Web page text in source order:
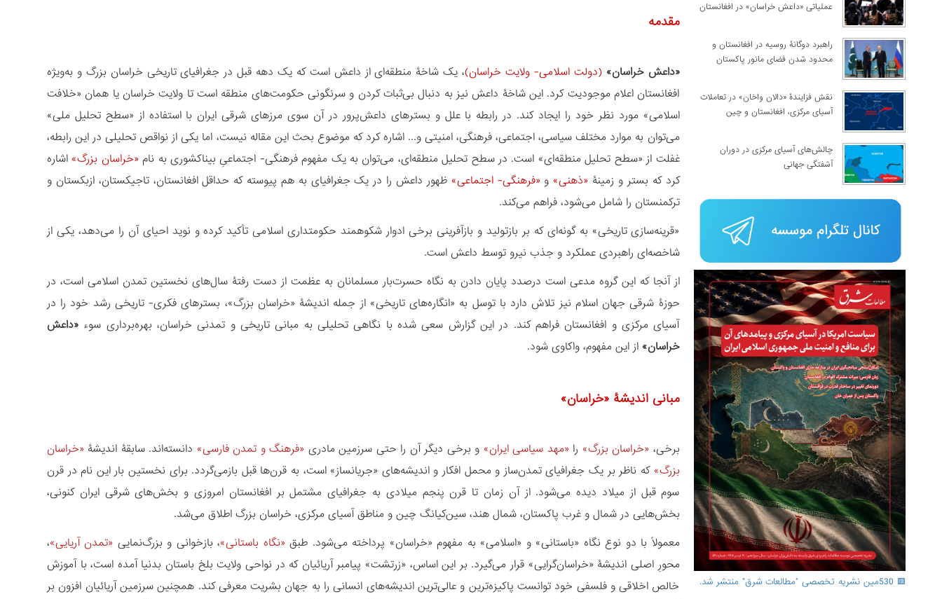
مقدمه
«داعش خراسان» (دولت اسلامی- ولایت خراسان)، یک شاخۀ منطقه‌ای از داعش است که یک دهه قبل در جغرافیای تاریخی خراسان بزرگ و به‌ویژه
افغانستان اعلام موجودیت کرد. این شاخۀ داعش نیز به دنبال بی‌ثبات کردن و سرنگونی حکومت‌های منطقه است تا ولایت خراسان یا همان «خلافت
اسلامی» مورد نظر خود را ایجاد کند. در رابطه با علل و بسترهای داعش‌‏پرور در آن سوی مرزهای شرقی ایران با استفاده از «سطح تحلیل ملی»
می‏‌توان به موارد مختلف سیاسی، اجتماعی، فرهنگی، امنیتی و... اشاره کرد که موضوع بحث این مقاله نیست، اما یکی از نواقص تحلیلی در این رابطه،
غفلت از «سطح تحلیل منطقه‌‏ای» است. در سطح تحلیل منطقه‌ای، می‌توان به یک مفهوم فرهنگی- اجتماعیِ بیناکشوری به نام«خراسان بزرگ»اشاره
کرد که بستر و زمینۀ «ذهنی»و«فرهنگی- اجتماعی» ظهور داعش را در یک جغرافیای به هم پیوسته که حداقل افغانستان، تاجیکستان، ازبکستان و
ترکمنستان را شامل می‌‏شود، فراهم می‏‌کند.
«قرینه‏‌سازی تاریخی» به گونه‌‏ای که بر بازتولید و بازآفرینی برخی ادوار شکوهمند حکومت‏داری اسلامی تأکید کرده و نوید احیای آن را می‏‌دهد، یکی از
شاخص‎‏ه‌ای راهبردی عملکرد و جذب نیرو توسط داعش است.
از آنجا که این گروه مدعی است درصدد پایان دادن به نگاه حسرت‏‌بار مسلمانان به عظمت از دست رفتۀ سال‏‌های نخستین تمدن اسلامی است، در
حوزۀ شرقی جهان اسلام نیز تلاش دارد با توسل به «انگاره‏‌های تاریخی» از جمله اندیشۀ «خراسان بزرگ»، بسترهای فکری- تاریخی رشد خود را در
آسیای مرکزی و افغانستان فراهم کند. در این گزارش سعی شده با نگاهی تحلیلی به مبانی تاریخی و تمدنی خراسان، بهره‌برداری سوء «داعش
خراسان» از این مفهوم، واکاوی شود.
مبانی اندیشۀ «خراسان‏»
برخی، «خراسان بزرگ» را«مهد سیاسی ایران» و برخی دیگر آن را حتی سرزمین مادری «فرهنگ و تمدن فارسی» دانسته‌اند. سابقۀ اندیشۀ «خراسان
بزرگ» که ناظر بر یک جغرافیای تمدن‌‏ساز و محمل افکار و اندیشه‏‌های «جریان‏ساز» است، به قرن‏‌ها قبل بازمی‏‌گردد. برای نخستین بار این نام در قرن
سوم قبل از میلاد دیده می‏‌شود. از آن زمان تا قرن پنجم میلادی به جغرافیای مشتمل بر افغانستان امروزی و بخش‌‏های شرقی ایران کنونی،
بخش‌‏هایی در شمال و غرب پاکستان، شمال هند، سین‌کیانگ چین و مناطق آسیای مرکزی، خراسان بزرگ اطلاق می‌‏شد.
معمولاً با دو نوع نگاه «باستانی» و «اسلامی» به مفهوم «خراسان» پرداخته می‌‏شود. طبق«نگاه باستانی»، بازخوانی و بزرگ‌نمایی «تمدن آریایی»،
محورِ اصلی اندیشۀ «خراسان‏‌گرایی» قرار می‏‌گیرد. بر این اساس، «زرتشت» پیامبر آریائیان که در نواحی ولایت بلخ باستان بدنیا آمده است، با آموزش
خالص اخلاقی و فلسفی خود توانست پاکیزه‌‏ترین و عالی‏‌ترین اندیشه‌های انسانی را به جهان بشریت معرفی کند. همچنین سرزمین آریائیان افزون بر
عملیاتی «داعش خراسان» در افغانستان
راهبرد دوگانۀ روسیه در افغانستان و
محدود شدن فضای مانور پاکستان
نقش فزایندۀ «دالان واخان» در تعاملات
آسیای مرکزی، افغانستان و چین
چالش‌های آسیای مرکزی در دوران
آشفتگی جهانی
🟥 530مین نشریه تخصصی "مطالعات شرق" منتشر شد.